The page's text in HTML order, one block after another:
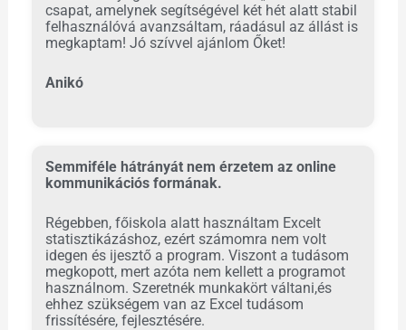
csapat, amelynek segítségével két hét alatt stabil
felhasználóvá avanzsáltam, ráadásul az állást is
megkaptam! Jó szívvel ajánlom Őket!
Anikó
Semmiféle hátrányát nem érzetem az online
kommunikációs formának.
Régebben, főiskola alatt használtam Excelt
statisztikázáshoz, ezért számomra nem volt
idegen és ijesztő a program. Viszont a tudásom
megkopott, mert azóta nem kellett a programot
használnom. Szeretnék munkakört váltani,és
ehhez szükségem van az Excel tudásom
frissítésére, fejlesztésére.